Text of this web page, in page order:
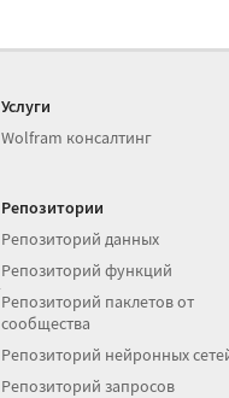
Услуги
Wolfram консалтинг
Репозитории
Репозиторий данных
Репозиторий функций
Репозиторий паклетов от
сообщества
Репозиторий нейронных
Репозиторий запросов